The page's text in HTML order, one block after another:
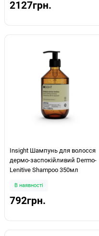
2127грн.
Insight Шампунь для волосся
дермо-заспокійливий Dermo-
Lenitive Shampoo 350мл
В наявності
792грн.